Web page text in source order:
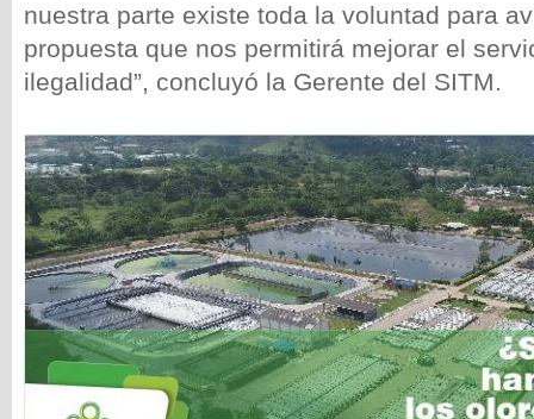
nuestra parte existe toda la voluntad para
propuesta que nos permitirá mejorar el
ilegalidad”, concluyó la Gerente del SITM.